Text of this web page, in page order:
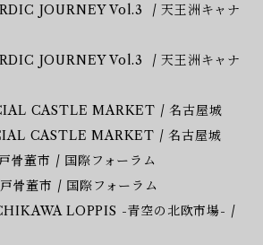
JOURNEY Vol.3 / 天王洲キャナ
JOURNEY Vol.3 / 天王洲キャナ
CASTLE MARKET / 名古屋城
CASTLE MARKET / 名古屋城
骨董市 / 国際フォーラム
骨董市 / 国際フォーラム
LOPPIS -青空の北欧市場- /